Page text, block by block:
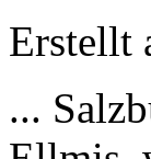
Erstellt
...